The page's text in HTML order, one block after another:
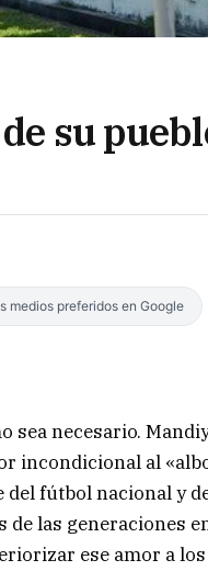
su
medios preferidos en Google
sea necesario.
incondicional al
fútbol nacional y
las generaciones
ese amor a